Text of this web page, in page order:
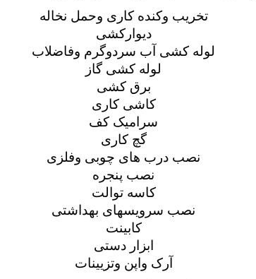
تخریب وکنده کاری وحمل نخاله
دیوارکشی
لوله کشی آب سردوگرم وفاضلاب
لوله کشی گاز
برق کشی
کاشی کاری
سرامیک کف
گچ کاری
نصب درب های چوبی وفلزی
نصب پنجره
کاسه توالت
نصب سرویسهای بهداشتی
کابینت
ابزار دستی
آرک واپن وتزیینات